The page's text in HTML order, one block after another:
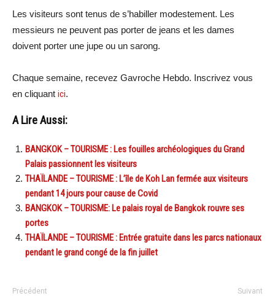
Les visiteurs sont tenus de s’habiller modestement. Les
messieurs ne peuvent pas porter de jeans et les dames
doivent porter une jupe ou un sarong.
Chaque semaine, recevez Gavroche Hebdo. Inscrivez vous
en cliquant ici.
A Lire Aussi:
BANGKOK – TOURISME : Les fouilles archéologiques du Grand
Palais passionnent les visiteurs
THAÏLANDE – TOURISME : L’île de Koh Lan fermée aux visiteurs
pendant 14 jours pour cause de Covid
BANGKOK – TOURISME: Le palais royal de Bangkok rouvre ses
portes
THAÏLANDE – TOURISME : Entrée gratuite dans les parcs nationaux
pendant le grand congé de la fin juillet
Précédent Suivant